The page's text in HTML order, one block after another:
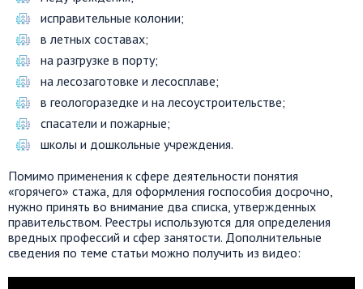
исправительные колонии;
в летных составах;
на разгрузке в порту;
на лесозаготовке и лесосплаве;
в геологоразедке и на лесоустроительстве;
спасатели и пожарные;
школы и дошкольные учреждения.
Помимо применения к сфере деятельности понятия
«горячего» стажа, для оформления госпособия досрочно,
нужно принять во внимание два списка, утвержденных
правительством. Реестры используются для определения
вредных профессий и сфер занятости. Дополнительные
сведения по теме статьи можно получить из видео: